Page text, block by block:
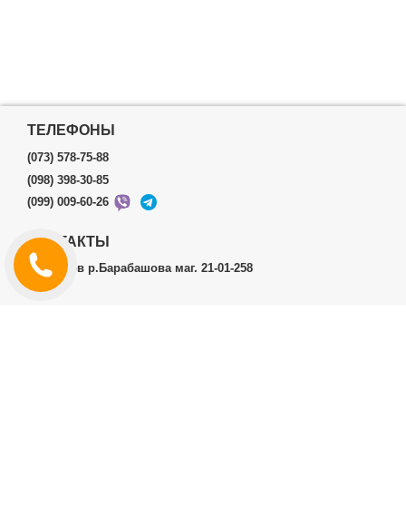
ТЕЛЕФОНЫ
(073) 578-75-88
(098) 398-30-85
(099) 009-60-26
КОНТАКТЫ
г.Харьков р.Барабашова маг. 21-01-258